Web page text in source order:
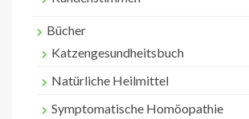
Bücher
Katzengesundheitsbuch
Natürliche Heilmittel
Symptomatische Homöopathie